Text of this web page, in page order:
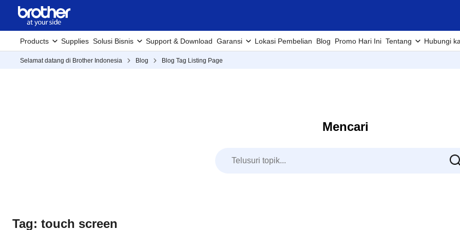
Products Supplies Solusi Bisnis Support & Download Garansi Lokasi Pembelian Blog Promo Hari Ini Tentang Hubungi
Selamat datang di Brother Indonesia Blog Blog Tag Listing Page
Mencari
Tag: touch screen